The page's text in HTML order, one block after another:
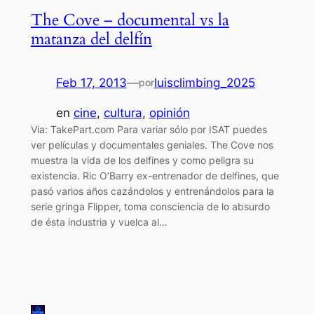
The Cove – documental vs la
matanza del delfín
Feb 17, 2013—porluisclimbing_2025
en cine, cultura, opinión
Via: TakePart.com Para variar sólo por ISAT puedes
ver películas y documentales geniales. The Cove nos
muestra la vida de los delfines y como peligra su
existencia. Ric O’Barry ex-entrenador de delfines, que
pasó varios años cazándolos y entrenándolos para la
serie gringa Flipper, toma consciencia de lo absurdo
de ésta industria y vuelca al…